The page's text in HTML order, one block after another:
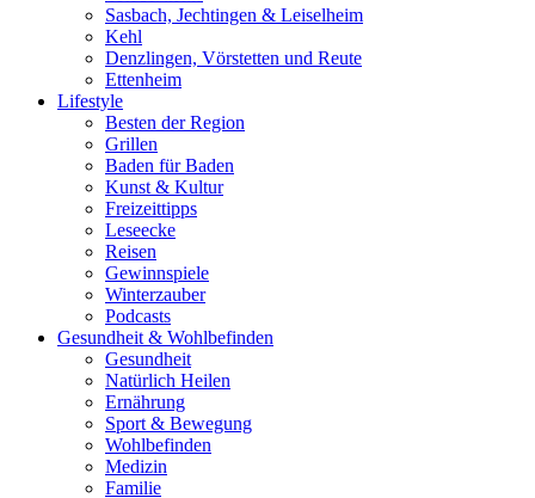
Sasbach, Jechtingen & Leiselheim
Kehl
Denzlingen, Vörstetten und Reute
Ettenheim
Lifestyle
Besten der Region
Grillen
Baden für Baden
Kunst & Kultur
Freizeittipps
Leseecke
Reisen
Gewinnspiele
Winterzauber
Podcasts
Gesundheit & Wohlbefinden
Gesundheit
Natürlich Heilen
Ernährung
Sport & Bewegung
Wohlbefinden
Medizin
Familie